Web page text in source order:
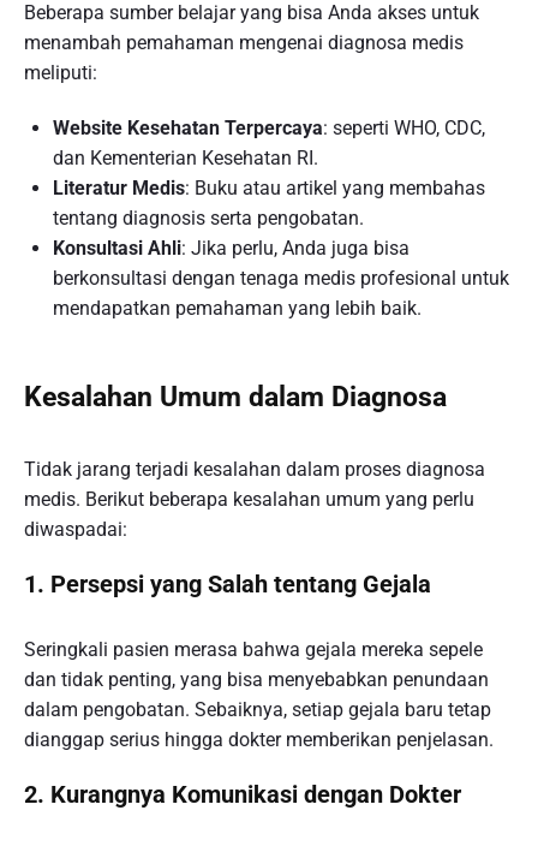
Beberapa sumber belajar yang bisa Anda akses untuk
menambah pemahaman mengenai diagnosa medis
meliputi:
Website Kesehatan Terpercaya: seperti WHO, CDC,
dan Kementerian Kesehatan RI.
Literatur Medis: Buku atau artikel yang membahas
tentang diagnosis serta pengobatan.
Konsultasi Ahli: Jika perlu, Anda juga bisa
berkonsultasi dengan tenaga medis profesional untuk
mendapatkan pemahaman yang lebih baik.
Kesalahan Umum dalam Diagnosa
Tidak jarang terjadi kesalahan dalam proses diagnosa
medis. Berikut beberapa kesalahan umum yang perlu
diwaspadai:
1. Persepsi yang Salah tentang Gejala
Seringkali pasien merasa bahwa gejala mereka sepele
dan tidak penting, yang bisa menyebabkan penundaan
dalam pengobatan. Sebaiknya, setiap gejala baru tetap
dianggap serius hingga dokter memberikan penjelasan.
2. Kurangnya Komunikasi dengan Dokter